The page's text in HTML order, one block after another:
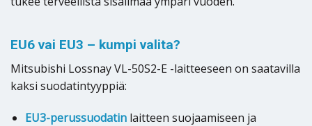
EU6 vai EU3 – kumpi valita?
Mitsubishi Lossnay VL-50S2-E -laitteeseen on saatavilla
kaksi suodatintyyppiä:
EU3-perussuodatinlaitteen suojaamiseen ja